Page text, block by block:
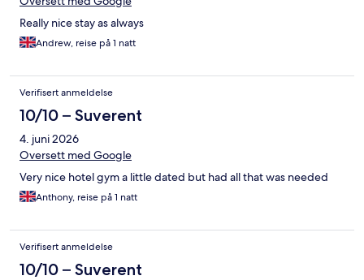
Really nice stay as always
Andrew, reise på 1 natt
Verifisert anmeldelse
10/10 – Suverent
4. juni 2026
Oversett med Google
Very nice hotel gym a little dated but had all that was needed
Anthony, reise på 1 natt
Verifisert anmeldelse
10/10 – Suverent